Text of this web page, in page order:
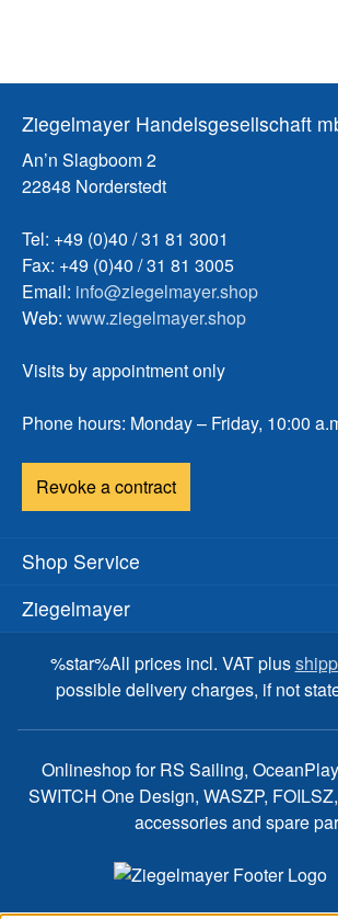
Ziegelmayer Handelsgesellschaft
An’n Slagboom 2
22848 Norderstedt
Tel: +49 (0)40 / 31 81 3001
Fax: +49 (0)40 / 31 81 3005
Email: info@ziegelmayer.shop
Web: www.ziegelmayer.shop
Visits by appointment only
Phone hours: Monday – Friday, 10:00
Revoke a contract
Shop Service
Ziegelmayer
%star%All prices incl. VAT plus
possible delivery charges, if not
Onlineshop for RS Sailing,
SWITCH One Design, WASZP,
accessories and spare